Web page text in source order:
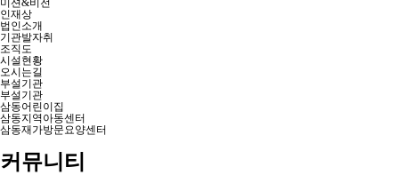
미션&비전
인재상
법인소개
기관발자취
조직도
시설현황
오시는길
부설기관
부설기관
삼동어린이집
삼동지역아동센터
삼동재가방문요양센터
커뮤니티